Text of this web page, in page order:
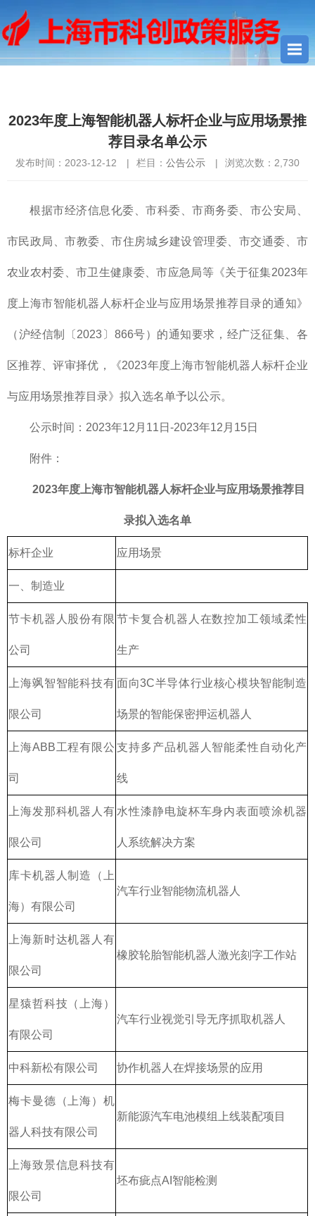
2023年度上海智能机器人标杆企业与应用场景推
荐目录名单公示
发布时间：2023-12-12 | 栏目： 公告公示 | 浏览次数： 2,730
根据市经济信息化委、市科委、市商务委、市公安局、
市民政局、市教委、市住房城乡建设管理委、市交通委、市
农业农村委、市卫生健康委、市应急局等《关于征集2023年
度上海市智能机器人标杆企业与应用场景推荐目录的通知》
（沪经信制〔2023〕866号）的通知要求，经广泛征集、各
区推荐、评审择优，《2023年度上海市智能机器人标杆企业
与应用场景推荐目录》拟入选名单予以公示。
公示时间：2023年12月11日-2023年12月15日
附件：
2023年度上海市智能机器人标杆企业与应用场景推荐目
录拟入选名单
标杆企业 应用场景
一、制造业
节卡机器人股份有限
公司
节卡复合机器人在数控加工领域柔性
生产
上海飒智智能科技有
限公司
面向3C半导体行业核心模块智能制造
场景的智能保密押运机器人
上海ABB工程有限公
司
支持多产品机器人智能柔性自动化产
线
上海发那科机器人有
限公司
水性漆静电旋杯车身内表面喷涂机器
人系统解决方案
库卡机器人制造（上
海）有限公司
汽车行业智能物流机器人
上海新时达机器人有
限公司
橡胶轮胎智能机器人激光刻字工作站
星猿哲科技（上海）
有限公司
汽车行业视觉引导无序抓取机器人
中科新松有限公司 协作机器人在焊接场景的应用
梅卡曼德（上海）机
器人科技有限公司
新能源汽车电池模组上线装配项目
上海致景信息科技有
限公司
坯布疵点AI智能检测